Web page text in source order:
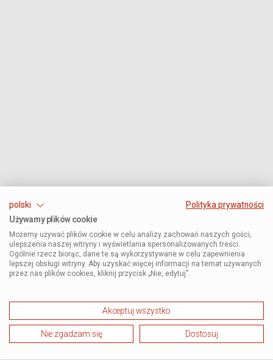
polski
Polityka prywatności
Używamy plików cookie
Możemy używać plików cookie w celu analizy zachowań naszych gości,
ulepszenia naszej witryny i wyświetlania spersonalizowanych treści.
Ogólnie rzecz biorąc, dane te są wykorzystywane w celu zapewnienia
lepszej obsługi witryny. Aby uzyskać więcej informacji na temat używanych
przez nas plików cookies, kliknij przycisk „Nie, edytuj”.
Akceptuj wszystko
Nie zgadzam się Dostosuj